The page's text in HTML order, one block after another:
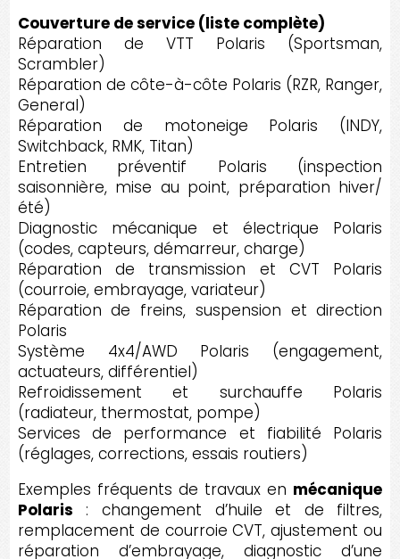
Couverture de service (liste complète)
Réparation de VTT Polaris (Sportsman,
Scrambler)
Réparation de côte-à-côte Polaris (RZR, Ranger,
General)
Réparation de motoneige Polaris (INDY,
Switchback, RMK, Titan)
Entretien préventif Polaris (inspection
saisonnière, mise au point, préparation hiver/
été)
Diagnostic mécanique et électrique Polaris
(codes, capteurs, démarreur, charge)
Réparation de transmission et CVT Polaris
(courroie, embrayage, variateur)
Réparation de freins, suspension et direction
Polaris
Système 4x4/AWD Polaris (engagement,
actuateurs, différentiel)
Refroidissement et surchauffe Polaris
(radiateur, thermostat, pompe)
Services de performance et fiabilité Polaris
(réglages, corrections, essais routiers)
Exemples fréquents de travaux en mécanique
Polaris : changement d’huile et de filtres,
remplacement de courroie CVT, ajustement ou
réparation d’embrayage, diagnostic d’une